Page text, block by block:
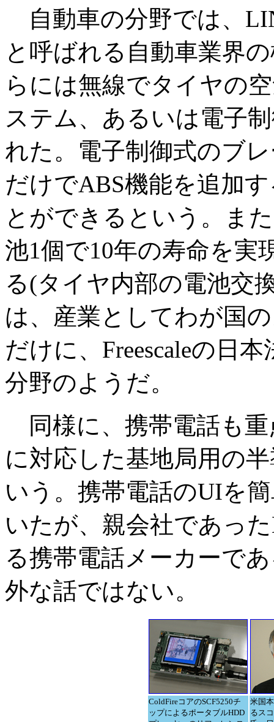
自動車の分野では、
と呼ばれる自動車業界
らには無線でタイヤの
ステム、あるいは電子
れた。電子制御式のブ
だけでABS機能を追加
とができるという。ま
池1個で10年の寿命を実
る(タイヤ内部の電池交
は、産業としてわが国
だけに、Freescaleの日
分野のようだ。
同様に、携帯電話も重
に対応した基地局用の
いう。携帯電話のUIを
いたが、親会社であっ
る携帯電話メーカーで
外な話ではない。
ColdFireコアのSCF5250チ
ップによるポータブルHDD
米国
るス